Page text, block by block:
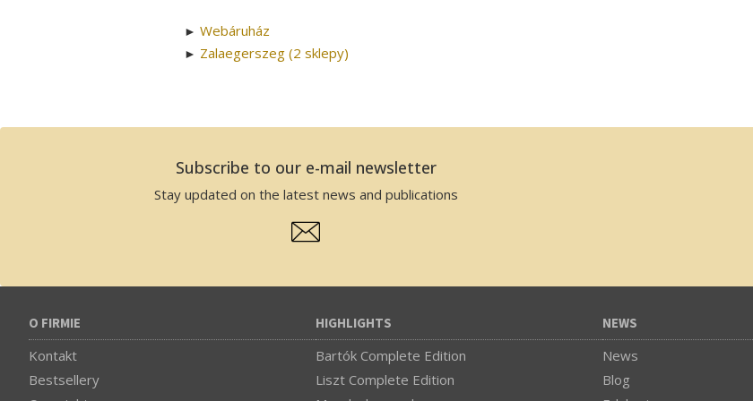
► Webáruház
► Zalaegerszeg (2 sklepy)
Subscribe to our e-mail newsletter
Stay updated on the latest news and publications
O FIRMIE
Kontakt
Bestsellery
HIGHLIGHTS
Bartók Complete Edition
Liszt Complete Edition
NEWS
News
Blog